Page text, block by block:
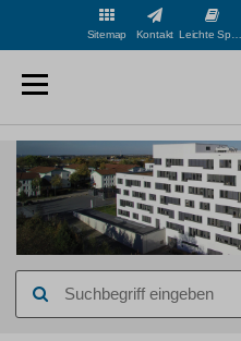
Sitemap Kontakt
eingeben